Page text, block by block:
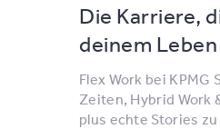
Die Karriere,
deinem
Flex Work bei KPMG
Zeiten, Hybrid Work
plus echte Stories